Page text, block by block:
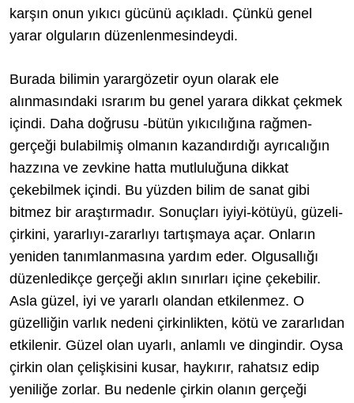
karşın onun yıkıcı gücünü açıkladı. Çünkü genel
yarar olguların düzenlenmesindeydi.
Burada bilimin yarargözetir oyun olarak ele
alınmasındaki ısrarım bu genel yarara dikkat çekmek
içindi. Daha doğrusu -bütün yıkıcılığına rağmen-
gerçeği bulabilmiş olmanın kazandırdığı ayrıcalığın
hazzına ve zevkine hatta mutluluğuna dikkat
çekebilmek içindi. Bu yüzden bilim de sanat gibi
bitmez bir araştırmadır. Sonuçları iyiyi-kötüyü, güzeli-
çirkini, yararlıyı-zararlıyı tartışmaya açar. Onların
yeniden tanımlanmasına yardım eder. Olgusallığı
düzenledikçe gerçeği aklın sınırları içine çekebilir.
Asla güzel, iyi ve yararlı olandan etkilenmez. O
güzelliğin varlık nedeni çirkinlikten, kötü ve zararlıdan
etkilenir. Güzel olan uyarlı, anlamlı ve dingindir. Oysa
çirkin olan çelişkisini kusar, haykırır, rahatsız edip
yeniliğe zorlar. Bu nedenle çirkin olanın gerçeği